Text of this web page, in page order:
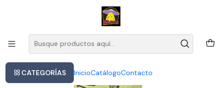
CATEGORÍAS InicioCatálogoContacto
Este es el texto del slide